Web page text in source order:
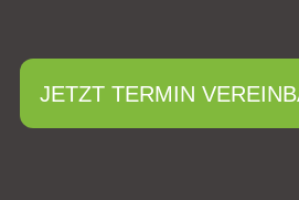
JETZT TERMIN